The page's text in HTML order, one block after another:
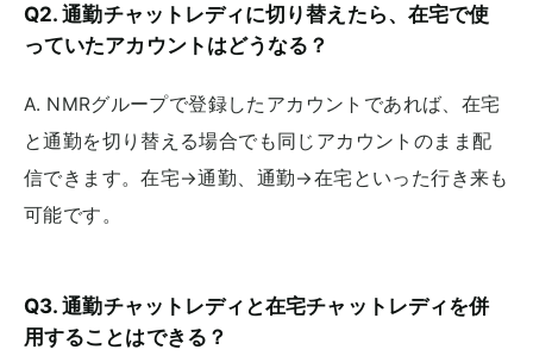
Q2. 通勤チャットレディに切り替えたら、在宅で使
っていたアカウントはどうなる？
A. NMRグループで登録したアカウントであれば、在宅
と通勤を切り替える場合でも同じアカウントのまま配
信できます。在宅→通勤、通勤→在宅といった行き来も
可能です。
Q3. 通勤チャットレディと在宅チャットレディを併
用することはできる？